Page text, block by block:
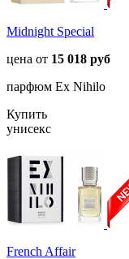
Midnight Special
цена от 15 018 руб
парфюм Ex Nihilo
Купить
унисекс
French Affair